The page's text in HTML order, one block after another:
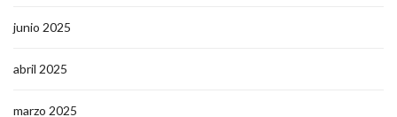
junio 2025
abril 2025
marzo 2025